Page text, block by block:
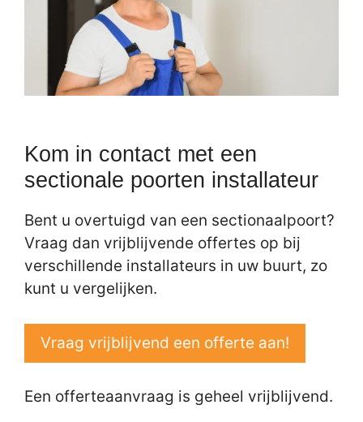
Kom in contact met een
sectionale poorten installateur
Bent u overtuigd van een sectionaalpoort?
Vraag dan vrijblijvende offertes op bij
verschillende installateurs in uw buurt, zo
kunt u vergelijken.
Vraag vrijblijvend een offerte aan!
Een offerteaanvraag is geheel vrijblijvend.